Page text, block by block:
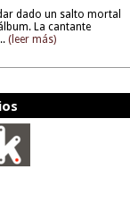
dado un salto mortal
La cantante
(leer más)